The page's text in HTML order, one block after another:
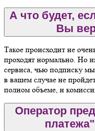
А что будет,
Вы
Такое происходит не
проходят нормально. Но
сервиса, чью подписку
в вашем случае не
полном объеме, и
Оператор